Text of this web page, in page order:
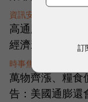
資訊安全
高通膨重創美消
經濟衰退近在近
時事焦點
萬物齊漲、糧食
告：美國通膨還
訂